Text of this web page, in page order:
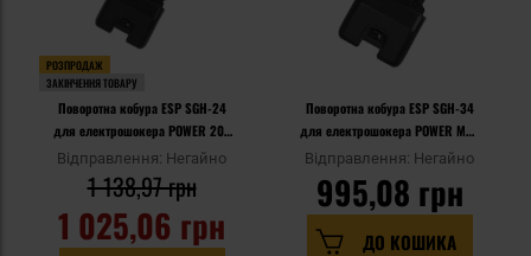
РОЗПРОДАЖ
ЗАКІНЧЕННЯ ТОВАРУ
Поворотна кобура ESP SGH-24
для електрошокера POWER 200
- Paddle
Відправлення: Негайно
1 025,06 грн
1 138,97 грн
Поворотна кобура ESP SGH-34
для електрошокера POWER MAX
- UBC-03 Clip
Відправлення: Негайно
995,08 грн
ДО КОШИКА